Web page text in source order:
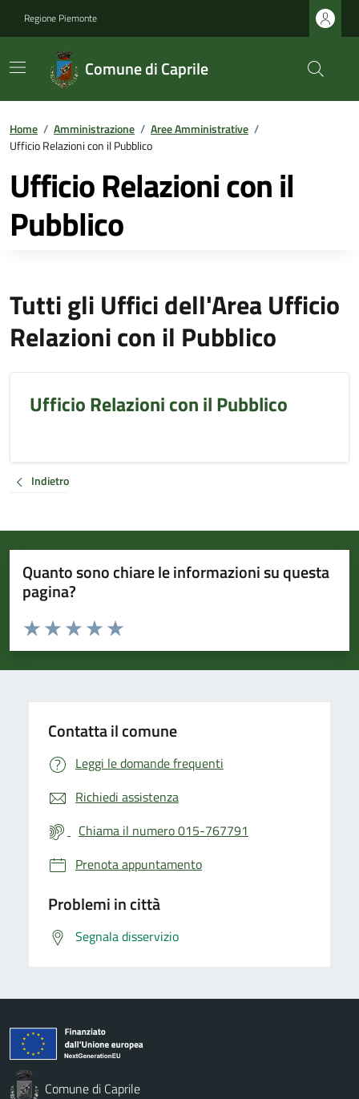
Regione Piemonte
Comune di Caprile
Home / Amministrazione / Aree Amministrative /
Ufficio Relazioni con il Pubblico
Ufficio Relazioni con il
Pubblico
Tutti gli Uffici dell'Area Ufficio
Relazioni con il Pubblico
Ufficio Relazioni con il Pubblico
Indietro
Quanto sono chiare le informazioni su questa
pagina?
Valuta da 1 a 5 stelle la pagina
Valuta 5 stelle su 5
Valuta 4 stelle su 5
Valuta 3 stelle su 5
Valuta 2 stelle su 5
Valuta 1 stelle su 5
Contatta il comune
Leggi le domande frequenti
Richiedi assistenza
Chiama il numero 015-767791
Prenota appuntamento
Problemi in città
Segnala disservizio
Comune di Caprile